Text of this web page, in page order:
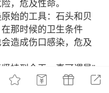
，实则困难。
，我总是...
3
，危及性命。
始的工具：石头和贝
那时候的卫生条件
造成伤口感染，危及
持到今天，真可谓是”